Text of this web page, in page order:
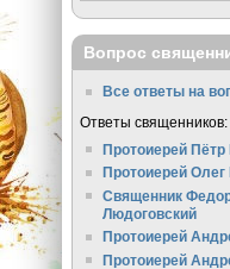
Вопрос
Все ответы на
Ответы священников:
Протоиерей Пётр
Протоиерей
Священник
Людоговский
Протоиерей
Протоиерей